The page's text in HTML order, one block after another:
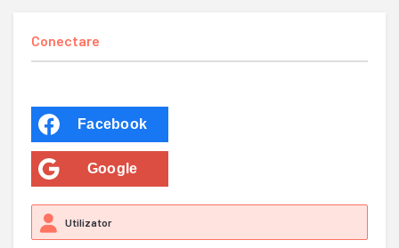
Conectare
Facebook
Google